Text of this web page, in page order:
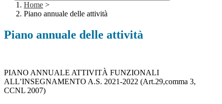
Home >
Piano annuale delle attività
Piano annuale delle attività
PIANO ANNUALE ATTIVITÀ FUNZIONALI
ALL’INSEGNAMENTO A.S. 2021-2022 (Art.29,comma 3,
CCNL 2007)